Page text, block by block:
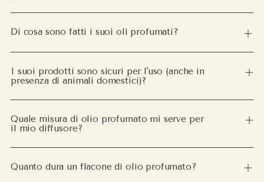
Di cosa sono fatti i suoi oli profumati?
I suoi prodotti sono sicuri per l'uso (anche in
presenza di animali domestici)?
Quale misura di olio profumato mi serve per
il mio diffusore?
Quanto dura un flacone di olio profumato?